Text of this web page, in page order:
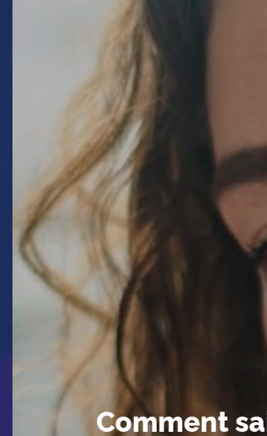
Comment